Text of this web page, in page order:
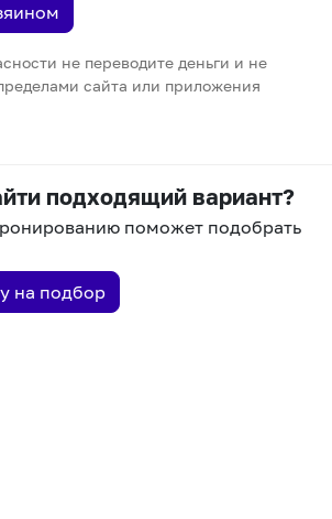
не переводите деньги и не
сайта или приложения
подходящий вариант?
поможет подобрать
на подбор